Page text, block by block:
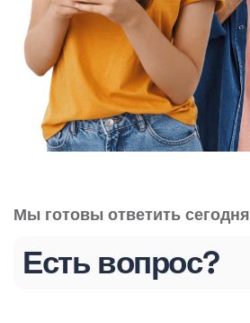
Мы готовы ответить сегодня
Есть вопрос?